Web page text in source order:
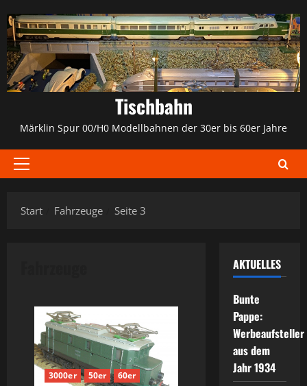
Inhalt
springen
Tischbahn
Märklin Spur 00/H0 Modellbahnen der 30er bis 60er Jahre
Primäres
Start
Fahrzeuge Seite 3
3000er 50er
60er
AKTUELLES
Bunte
Pappe:
Werbeaufsteller
aus dem
Jahr 1934